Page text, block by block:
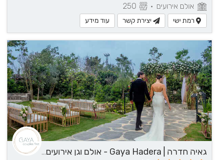
אולם אירועים •
רמת ישי יצירת קשר עוד מידע
גאיה חדרה | Gaya Hadera - אולם וגן אירועים בשרון